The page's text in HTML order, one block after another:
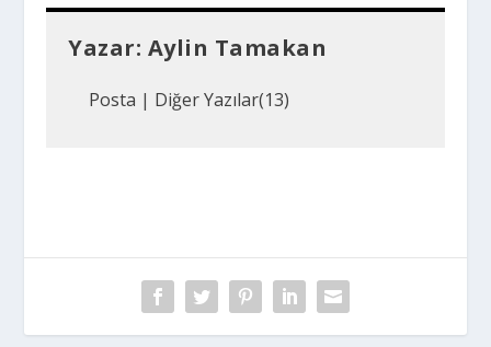
Yazar: Aylin Tamakan
Posta | Diğer Yazılar(13)